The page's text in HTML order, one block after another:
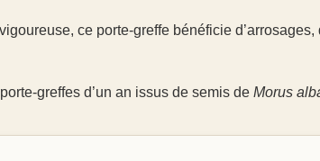
ce porte-greffe bénéficie
greffes d’un an issus de semis de Morus